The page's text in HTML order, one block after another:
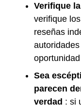
Verifique
verifique
reseñas
Sea
parecen
verdad : si